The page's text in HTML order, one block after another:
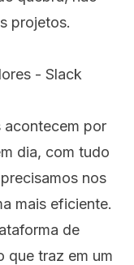
projetos.
acontecem por
dia, com tudo
nos
mais eficiente.
de
que traz em um